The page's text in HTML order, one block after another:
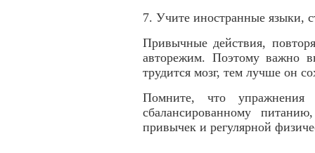
7. Учите иностранные языки,
Привычные действия,
авторежим. Поэтому важно
трудится мозг, тем лучше он
Помните, что
сбалансированному
привычек и регулярной